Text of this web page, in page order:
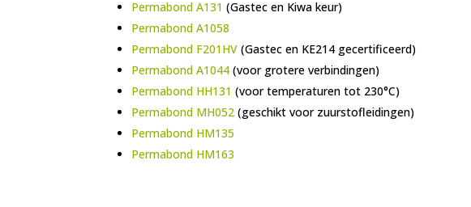
Permabond A131 (Gastec en Kiwa keur)
Permabond A1058
Permabond F201HV (Gastec en KE214 gecertificeerd)
Permabond A1044 (voor grotere verbindingen)
Permabond HH131 (voor temperaturen tot 230°C)
Permabond MH052 (geschikt voor zuurstofleidingen)
Permabond HM135
Permabond HM163